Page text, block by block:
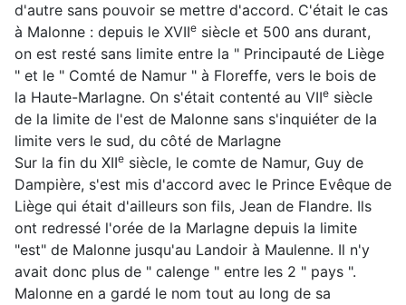
d'autre sans pouvoir se mettre d'accord. C'était le cas
à Malonne : depuis le XVIIe siècle et 500 ans durant,
on est resté sans limite entre la " Principauté de Liège
" et le " Comté de Namur " à Floreffe, vers le bois de
la Haute-Marlagne. On s'était contenté au VIIe siècle
de la limite de l'est de Malonne sans s'inquiéter de la
limite vers le sud, du côté de Marlagne
Sur la fin du XIIe siècle, le comte de Namur, Guy de
Dampière, s'est mis d'accord avec le Prince Evêque de
Liège qui était d'ailleurs son fils, Jean de Flandre. Ils
ont redressé l'orée de la Marlagne depuis la limite
"est" de Malonne jusqu'au Landoir à Maulenne. Il n'y
avait donc plus de " calenge " entre les 2 " pays ".
Malonne en a gardé le nom tout au long de sa